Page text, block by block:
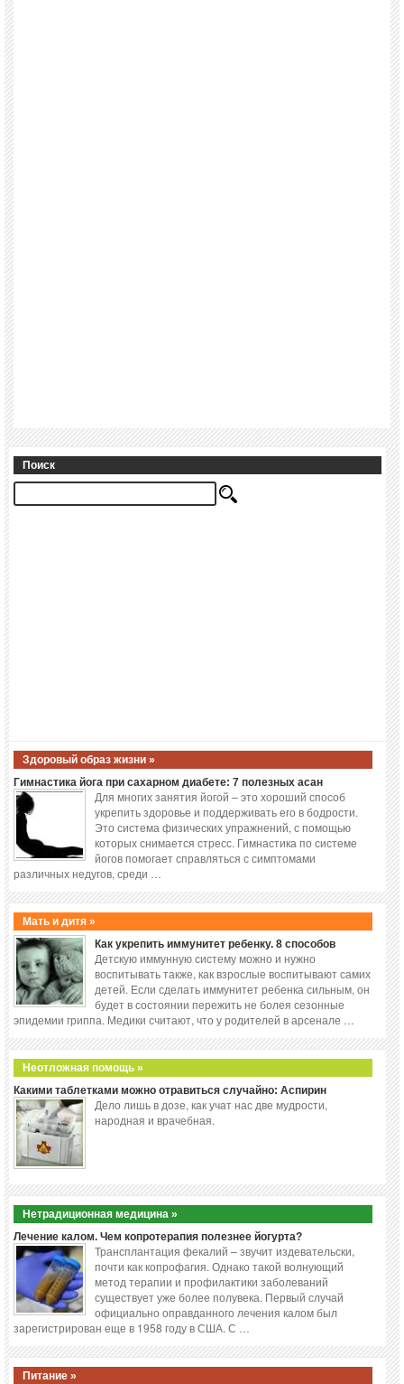
Поиск
Здоровый образ жизни »
Гимнастика йога при сахарном диабете: 7 полезных асан
Для многих занятия йогой – это хороший способ
укрепить здоровье и поддерживать его в бодрости.
Это система физических упражнений, с помощью
которых снимается стресс. Гимнастика по системе
йогов помогает справляться с симптомами
различных недугов, среди …
Мать и дитя »
Как укрепить иммунитет ребенку. 8 способов
Детскую иммунную систему можно и нужно
воспитывать также, как взрослые воспитывают самих
детей. Если сделать иммунитет ребенка сильным, он
будет в состоянии пережить не болея сезонные
эпидемии гриппа. Медики считают, что у родителей в арсенале …
Неотложная помощь »
Какими таблетками можно отравиться случайно: Аспирин
Дело лишь в дозе, как учат нас две мудрости,
народная и врачебная.
Нетрадиционная медицина »
Лечение калом. Чем копротерапия полезнее йогурта?
Трансплантация фекалий – звучит издевательски,
почти как копрофагия. Однако такой волнующий
метод терапии и профилактики заболеваний
существует уже более полувека. Первый случай
официально оправданного лечения калом был
зарегистрирован еще в 1958 году в США. С …
Питание »